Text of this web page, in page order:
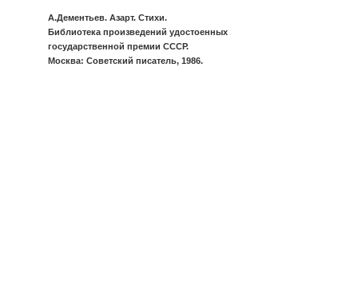
А.Дементьев. Азарт. Стихи.
Библиотека произведений удостоенных
государственной премии СССР.
Москва: Советский писатель, 1986.